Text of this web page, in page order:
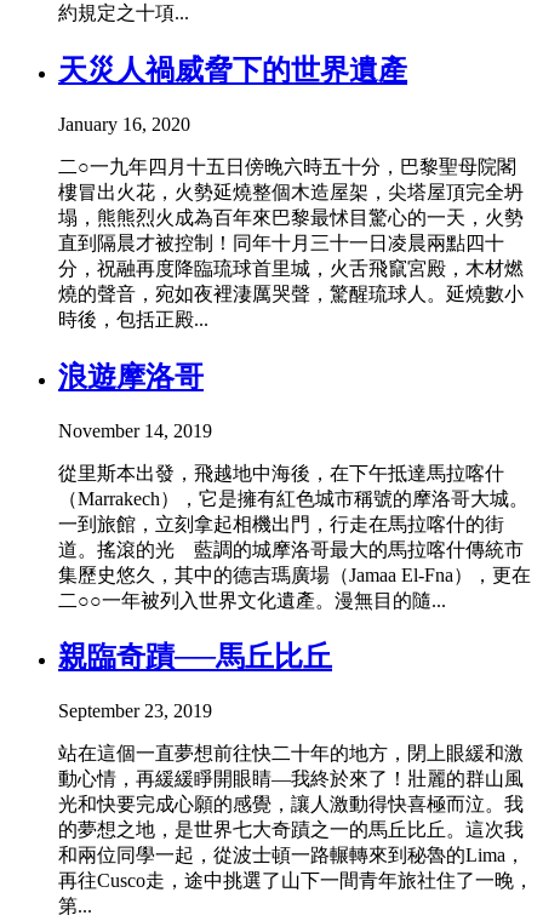
約規定之十項...
天災人禍威脅下的世界遺產
January 16, 2020
二○一九年四月十五日傍晚六時五十分，巴黎聖母院閣
樓冒出火花，火勢延燒整個木造屋架，尖塔屋頂完全坍
塌，熊熊烈火成為百年來巴黎最怵目驚心的一天，火勢
直到隔晨才被控制！同年十月三十一日凌晨兩點四十
分，祝融再度降臨琉球首里城，火舌飛竄宮殿，木材燃
燒的聲音，宛如夜裡淒厲哭聲，驚醒琉球人。延燒數小
時後，包括正殿...
浪遊摩洛哥
November 14, 2019
從里斯本出發，飛越地中海後，在下午抵達馬拉喀什
（Marrakech），它是擁有紅色城市稱號的摩洛哥大城。
一到旅館，立刻拿起相機出門，行走在馬拉喀什的街
道。搖滾的光 藍調的城摩洛哥最大的馬拉喀什傳統市
集歷史悠久，其中的德吉瑪廣場（Jamaa El-Fna），更在
二○○一年被列入世界文化遺產。漫無目的隨...
親臨奇蹟──馬丘比丘
September 23, 2019
站在這個一直夢想前往快二十年的地方，閉上眼緩和激
動心情，再緩緩睜開眼睛—我終於來了！壯麗的群山風
光和快要完成心願的感覺，讓人激動得快喜極而泣。我
的夢想之地，是世界七大奇蹟之一的馬丘比丘。這次我
和兩位同學一起，從波士頓一路輾轉來到秘魯的Lima，
再往Cusco走，途中挑選了山下一間青年旅社住了一晚，
第...